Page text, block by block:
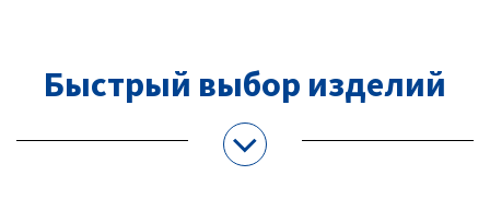
Быстрый выбор изделий